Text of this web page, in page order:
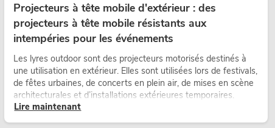
Projecteurs à tête mobile d'extérieur : des
projecteurs à tête mobile résistants aux
intempéries pour les événements
Les lyres outdoor sont des projecteurs motorisés destinés à
une utilisation en extérieur. Elles sont utilisées lors de festivals,
de fêtes urbaines, de concerts en plein air, de mises en scène
architecturales et d’installations extérieures temporaires.
Lire maintenant